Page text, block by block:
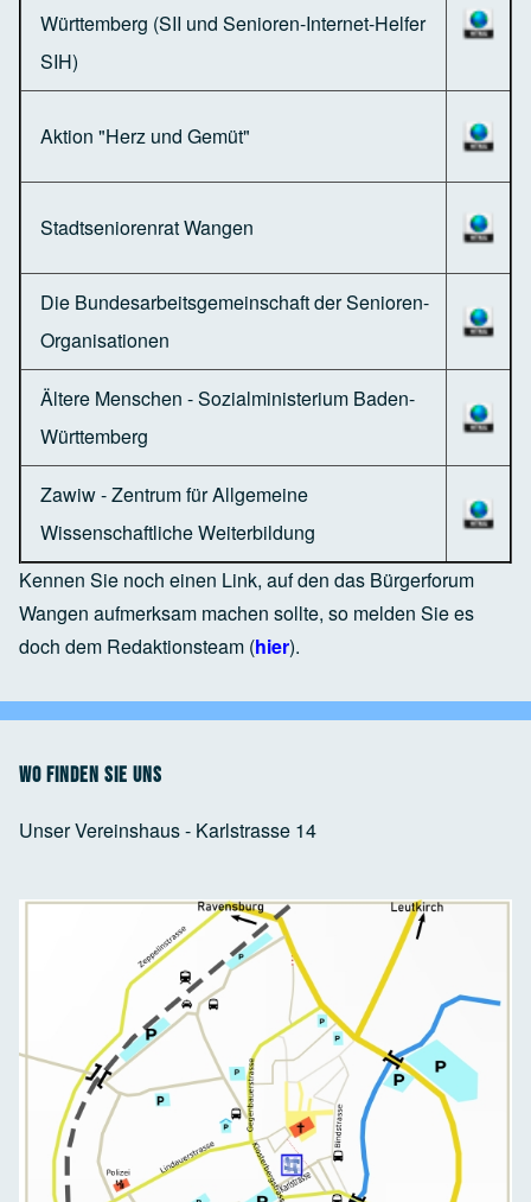
Württemberg (SII und Senioren-Internet-Helfer
SIH)
Aktion "Herz und Gemüt"
Stadtseniorenrat Wangen
Die Bundesarbeitsgemeinschaft der Senioren-
Organisationen
Ältere Menschen - Sozialministerium Baden-
Württemberg
Zawiw - Zentrum für Allgemeine
Wissenschaftliche Weiterbildung
Kennen Sie noch einen Link, auf den das Bürgerforum
Wangen aufmerksam machen sollte, so melden Sie es
doch dem Redaktionsteam (hier).
Wo finden Sie uns
Unser Vereinshaus - Karlstrasse 14